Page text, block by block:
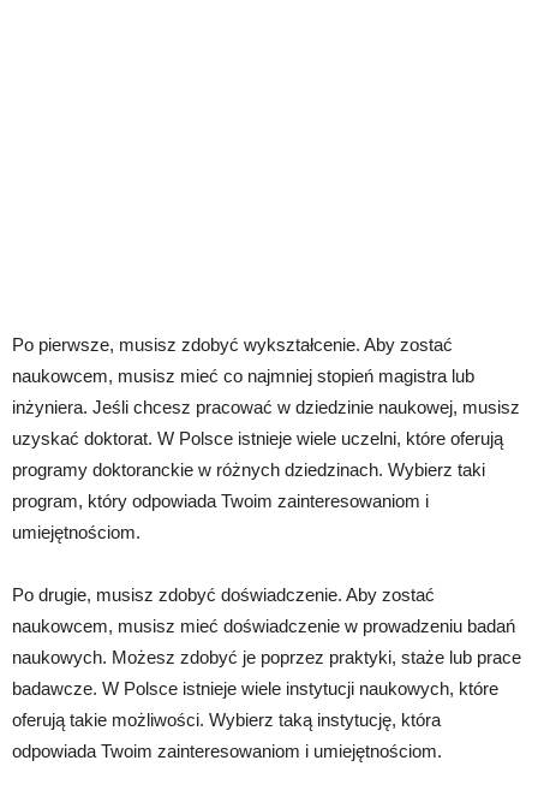
Po pierwsze, musisz zdobyć wykształcenie. Aby zostać
naukowcem, musisz mieć co najmniej stopień magistra lub
inżyniera. Jeśli chcesz pracować w dziedzinie naukowej, musisz
uzyskać doktorat. W Polsce istnieje wiele uczelni, które oferują
programy doktoranckie w różnych dziedzinach. Wybierz taki
program, który odpowiada Twoim zainteresowaniom i
umiejętnościom.
Po drugie, musisz zdobyć doświadczenie. Aby zostać
naukowcem, musisz mieć doświadczenie w prowadzeniu badań
naukowych. Możesz zdobyć je poprzez praktyki, staże lub prace
badawcze. W Polsce istnieje wiele instytucji naukowych, które
oferują takie możliwości. Wybierz taką instytucję, która
odpowiada Twoim zainteresowaniom i umiejętnościom.